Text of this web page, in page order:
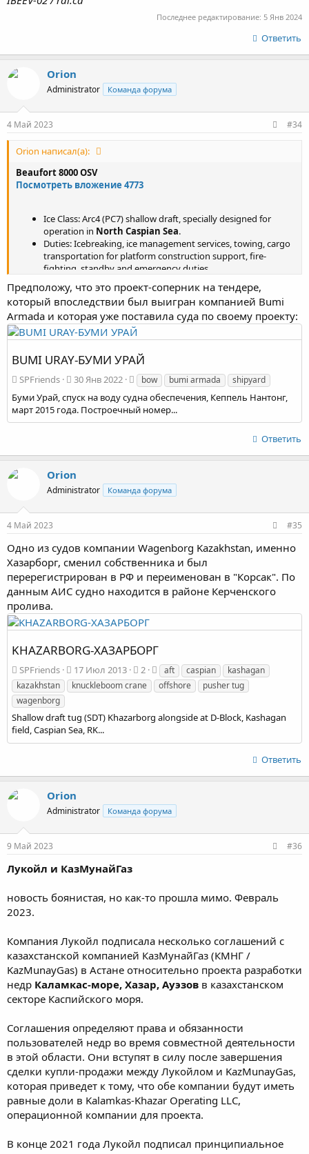
Последнее редактирование: 5 Янв 2024
Ответить
Orion
Administrator Команда форума
4 Май 2023 #34
Orion написал(а):
Beaufort 8000 OSV
Посмотреть вложение 4773
Ice Class: Arc4 (PC7) shallow draft, specially designed for
operation in North Caspian Sea.
Duties: Icebreaking, ice management services, towing, cargo
transportation for platform construction support, fire-
fighting, standby and emergency duties.
Performance: 70 T BP; 0.9 m. ice
Предположу, что это проект-соперник на тендере,
который впоследствии был выигран компанией Bumi
Armada и которая уже поставила суда по своему проекту:
BUMI URAY-БУМИ УРАЙ
SPFriends 30 Янв 2022 bow bumi armada shipyard
Буми Урай, спуск на воду судна обеспечения, Кеппель Нантонг,
март 2015 года. Построечный номер...
Ответить
Orion
Administrator Команда форума
4 Май 2023 #35
Одно из судов компании Wagenborg Kazakhstan, именно
Хазарборг, сменил собственника и был
перерегистрирован в РФ и переименован в "Корсак". По
данным АИС судно находится в районе Керченского
пролива.
KHAZARBORG-ХАЗАРБОРГ
SPFriends 17 Июл 2013 2 aft caspian
kashagan
kazakhstan
knuckleboom crane offshore
pusher tug
wagenborg
Shallow draft tug (SDT) Khazarborg alongside at D-Block, Kashagan
field, Caspian Sea, RK...
Ответить
Orion
Administrator Команда форума
9 Май 2023 #36
Лукойл и КазМунайГаз
новость боянистая, но как-то прошла мимо. Февраль
2023.
Компания Лукойл подписала несколько соглашений с
казахстанской компанией КазМунайГаз (КМНГ /
KazMunayGas) в Астане относительно проекта разработки
недр Каламкас-море, Хазар, Ауэзов в казахстанском
секторе Каспийского моря.
Соглашения определяют права и обязанности
пользователей недр во время совместной деятельности
в этой области. Они вступят в силу после завершения
сделки купли-продажи между Лукойлом и KazMunayGas,
которая приведет к тому, что обе компании будут иметь
равные доли в Kalamkas-Khazar Operating LLC,
операционной компании для проекта.
В конце 2021 года Лукойл подписал принципиальное